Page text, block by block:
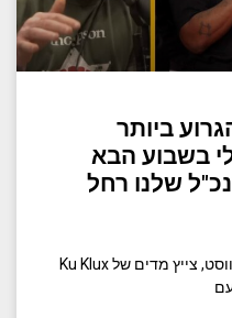
ביותר
בשבוע הבא
שלנו רחל
במהלך סוף השבוע, יה, פקה קניה ווסט, צייץ מדים של Ku Klux